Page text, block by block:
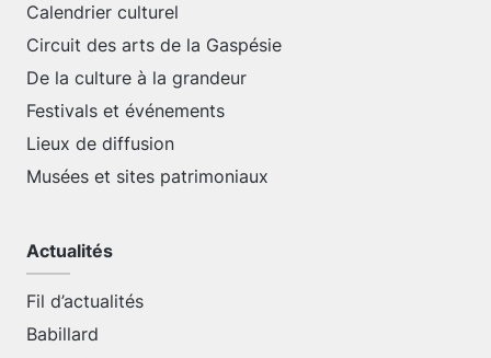
Calendrier culturel
Circuit des arts de la Gaspésie
De la culture à la grandeur
Festivals et événements
Lieux de diffusion
Musées et sites patrimoniaux
Actualités
Fil d’actualités
Babillard